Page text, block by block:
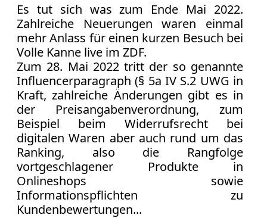
Es tut sich was zum Ende Mai 2022.
Zahlreiche Neuerungen waren einmal
mehr Anlass für einen kurzen Besuch bei
Volle Kanne live im ZDF.
Zum 28. Mai 2022 tritt der so genannte
Influencerparagraph (§ 5a IV S.2 UWG in
Kraft, zahlreiche Änderungen gibt es in
der Preisangabenverordnung, zum
Beispiel beim Widerrufsrecht bei
digitalen Waren aber auch rund um das
Ranking, also die Rangfolge
vortgeschlagener Produkte in
Onlineshops sowie
Informationspflichten zu
Kundenbewertungen...